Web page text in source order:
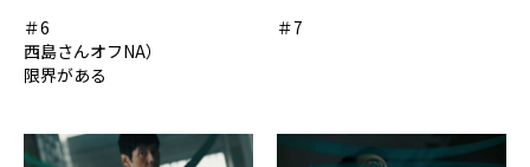
＃6
西島さんオフNA）
限界がある
＃7